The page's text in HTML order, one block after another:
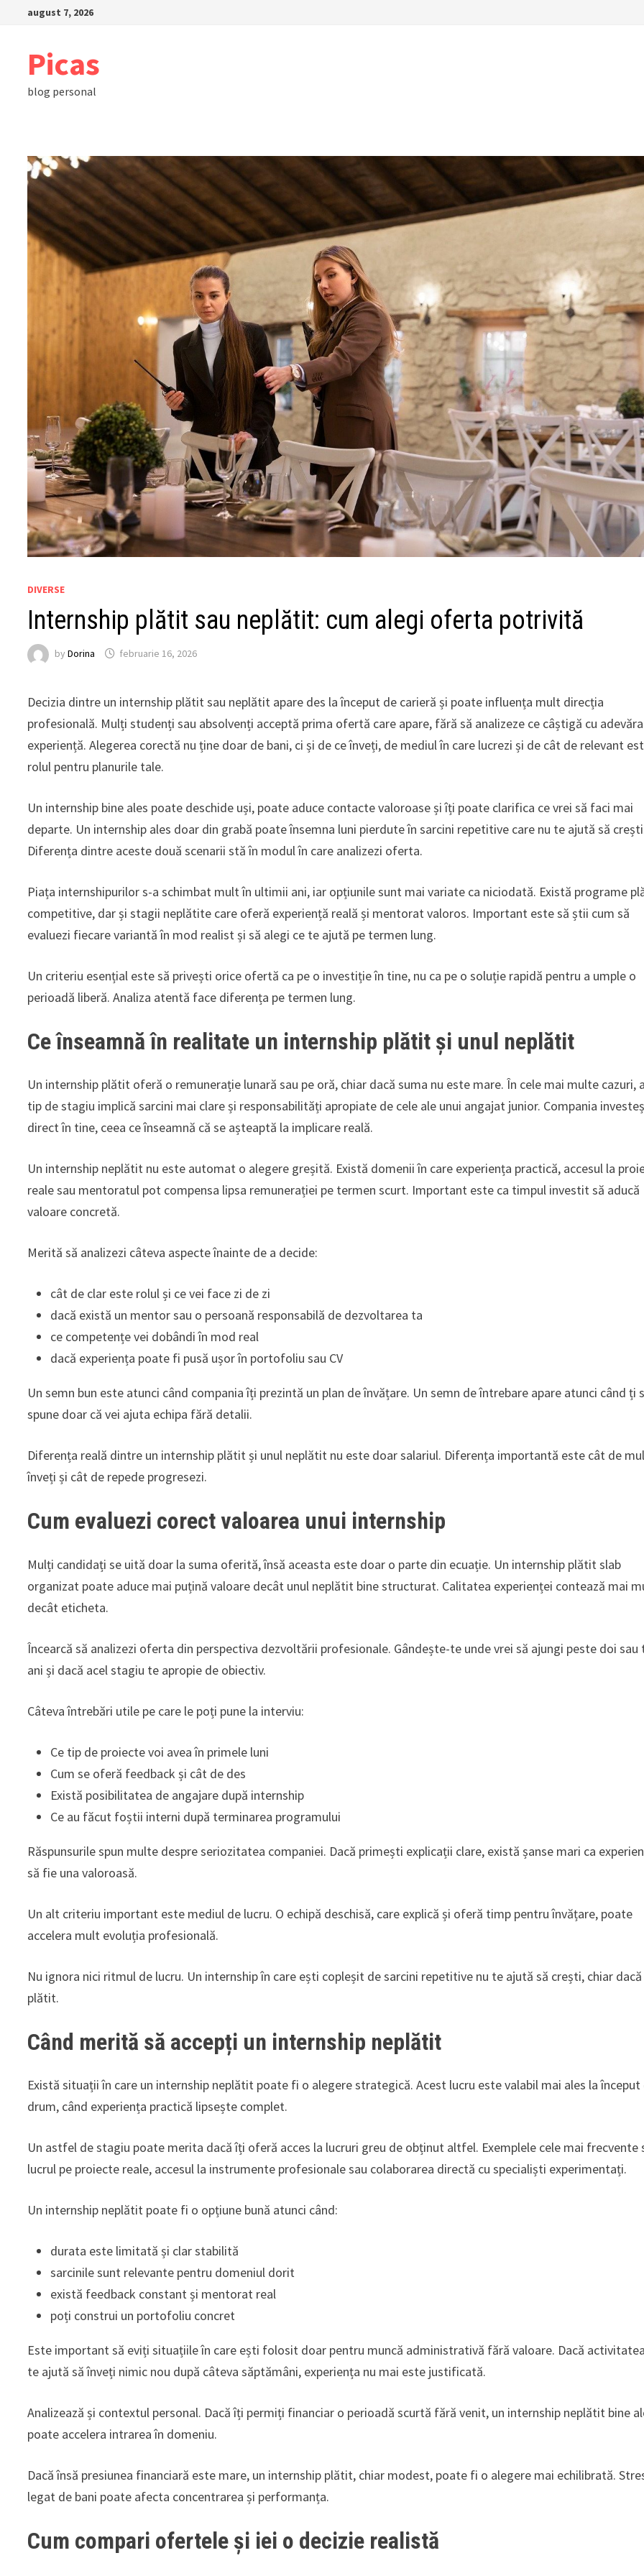
august 7, 2026
Picas
blog personal
DIVERSE
Internship plătit sau neplătit: cum alegi oferta potrivită
byDorina februarie 16, 2026
Decizia dintre un internship plătit sau neplătit apare des la început de carieră și poate influența mult direcția
profesională. Mulți studenți sau absolvenți acceptă prima ofertă care apare, fără să analizeze ce câștigă cu
experiență. Alegerea corectă nu ține doar de bani, ci și de ce înveți, de mediul în care lucrezi și de cât de relevant
rolul pentru planurile tale.
Un internship bine ales poate deschide uși, poate aduce contacte valoroase și îți poate clarifica ce vrei să faci mai
departe. Un internship ales doar din grabă poate însemna luni pierdute în sarcini repetitive care nu te ajută să
Diferența dintre aceste două scenarii stă în modul în care analizezi oferta.
Piața internshipurilor s-a schimbat mult în ultimii ani, iar opțiunile sunt mai variate ca niciodată. Există programe
competitive, dar și stagii neplătite care oferă experiență reală și mentorat valoros. Important este să știi cum să
evaluezi fiecare variantă în mod realist și să alegi ce te ajută pe termen lung.
Un criteriu esențial este să privești orice ofertă ca pe o investiție în tine, nu ca pe o soluție rapidă pentru a umple o
perioadă liberă. Analiza atentă face diferența pe termen lung.
Ce înseamnă în realitate un internship plătit și unul neplătit
Un internship plătit oferă o remunerație lunară sau pe oră, chiar dacă suma nu este mare. În cele mai multe cazuri,
tip de stagiu implică sarcini mai clare și responsabilități apropiate de cele ale unui angajat junior. Compania
direct în tine, ceea ce înseamnă că se așteaptă la implicare reală.
Un internship neplătit nu este automat o alegere greșită. Există domenii în care experiența practică, accesul la
reale sau mentoratul pot compensa lipsa remunerației pe termen scurt. Important este ca timpul investit să aducă
valoare concretă.
Merită să analizezi câteva aspecte înainte de a decide:
cât de clar este rolul și ce vei face zi de zi
dacă există un mentor sau o persoană responsabilă de dezvoltarea ta
ce competențe vei dobândi în mod real
dacă experiența poate fi pusă ușor în portofoliu sau CV
Un semn bun este atunci când compania îți prezintă un plan de învățare. Un semn de întrebare apare atunci când ți
spune doar că vei ajuta echipa fără detalii.
Diferența reală dintre un internship plătit și unul neplătit nu este doar salariul. Diferența importantă este cât de
înveți și cât de repede progresezi.
Cum evaluezi corect valoarea unui internship
Mulți candidați se uită doar la suma oferită, însă aceasta este doar o parte din ecuație. Un internship plătit slab
organizat poate aduce mai puțină valoare decât unul neplătit bine structurat. Calitatea experienței contează mai
decât eticheta.
Încearcă să analizezi oferta din perspectiva dezvoltării profesionale. Gândește-te unde vrei să ajungi peste doi sau
ani și dacă acel stagiu te apropie de obiectiv.
Câteva întrebări utile pe care le poți pune la interviu:
Ce tip de proiecte voi avea în primele luni
Cum se oferă feedback și cât de des
Există posibilitatea de angajare după internship
Ce au făcut foștii interni după terminarea programului
Răspunsurile spun multe despre seriozitatea companiei. Dacă primești explicații clare, există șanse mari ca
să fie una valoroasă.
Un alt criteriu important este mediul de lucru. O echipă deschisă, care explică și oferă timp pentru învățare, poate
accelera mult evoluția profesională.
Nu ignora nici ritmul de lucru. Un internship în care ești copleșit de sarcini repetitive nu te ajută să crești, chiar
plătit.
Când merită să accepți un internship neplătit
Există situații în care un internship neplătit poate fi o alegere strategică. Acest lucru este valabil mai ales la început
drum, când experiența practică lipsește complet.
Un astfel de stagiu poate merita dacă îți oferă acces la lucruri greu de obținut altfel. Exemplele cele mai frecvente
lucrul pe proiecte reale, accesul la instrumente profesionale sau colaborarea directă cu specialiști experimentați.
Un internship neplătit poate fi o opțiune bună atunci când:
durata este limitată și clar stabilită
sarcinile sunt relevante pentru domeniul dorit
există feedback constant și mentorat real
poți construi un portofoliu concret
Este important să eviți situațiile în care ești folosit doar pentru muncă administrativă fără valoare. Dacă
te ajută să înveți nimic nou după câteva săptămâni, experiența nu mai este justificată.
Analizează și contextul personal. Dacă îți permiți financiar o perioadă scurtă fără venit, un internship neplătit bine
poate accelera intrarea în domeniu.
Dacă însă presiunea financiară este mare, un internship plătit, chiar modest, poate fi o alegere mai echilibrată.
legat de bani poate afecta concentrarea și performanța.
Cum compari ofertele și iei o decizie realistă